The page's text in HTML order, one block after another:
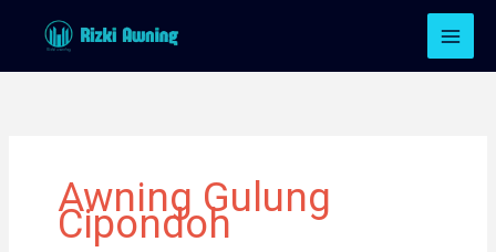
Awning Gulung
Cipondoh